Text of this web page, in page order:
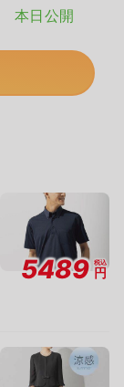
本日公開
5489 税込
円